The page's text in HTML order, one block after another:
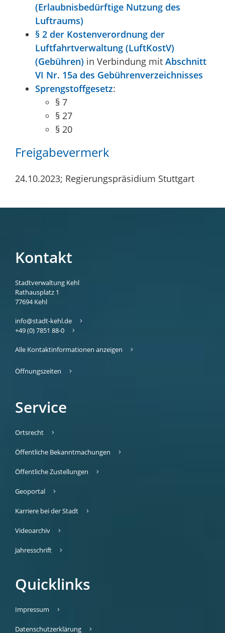
(Erlaubnisbedürftige Nutzung des
Luftraums)
§ 2 der Kostenverordnung der
Luftfahrtverwaltung (LuftKostV)
(Gebühren) in Verbindung mit Abschnitt
VI Nr. 15a des Gebührenverzeichnisses
Sprengstoffgesetz:
§ 7
§ 27
§ 20
Freigabevermerk
24.10.2023; Regierungspräsidium Stuttgart
Kontakt
Stadtverwaltung Kehl
Rathausplatz 1
77694 Kehl
info@stadt-kehl.de
+49 (0) 7851 88-0
Alle Kontaktinformationen anzeigen
Öffnungszeiten
Service
Ortsrecht
Öffentliche Bekanntmachungen
Öffentliche Zustellungen
Geoportal
Karriere bei der Stadt
Videoarchiv
Jahresschrift
Quicklinks
Impressum
Datenschutzerklärung